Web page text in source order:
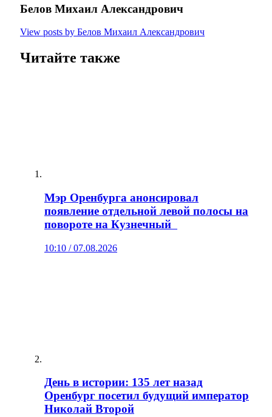
Белов Михаил Александрович
View posts by Белов Михаил Александрович
Читайте также
Мэр Оренбурга анонсировал
появление отдельной левой полосы на
повороте на Кузнечный
10:10 / 07.08.2026
День в истории: 135 лет назад
Оренбург посетил будущий император
Николай Второй